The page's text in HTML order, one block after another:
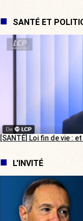
SANTÉ ET
[SANTÉ] Loi fin de vie :
L'INVITÉ